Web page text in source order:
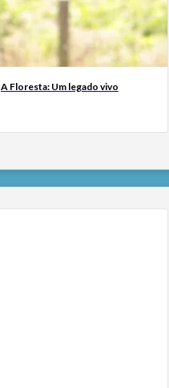
A Floresta: Um legado vivo